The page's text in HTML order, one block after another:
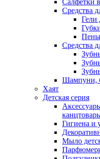
Салфетки
Средства
Гели
Пены
Средства
Шампуни,
Хаят
Детская серия
Гигиена и
Мыло